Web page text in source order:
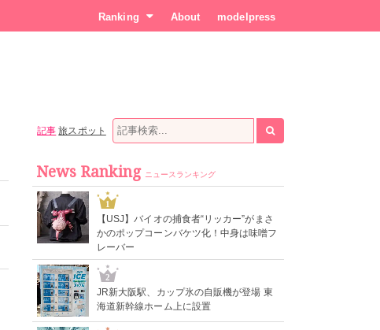
Ranking About modelpress
記事 旅スポット
News Ranking ニュースランキング
1
【USJ】バイオの捕食者“リッカー”がまさ
かのポップコーンバケツ化！中身は味噌フ
レーバー
2
JR新大阪駅、カップ氷の自販機が登場 東
海道新幹線ホーム上に設置